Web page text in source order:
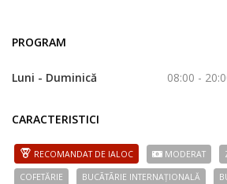
PROGRAM
Luni - Duminică 08:00 -
CARACTERISTICI
RECOMANDAT DE IALOC MODERAT
COFETĂRIE BUCÃTÃRIE INTERNAȚIONALĂ